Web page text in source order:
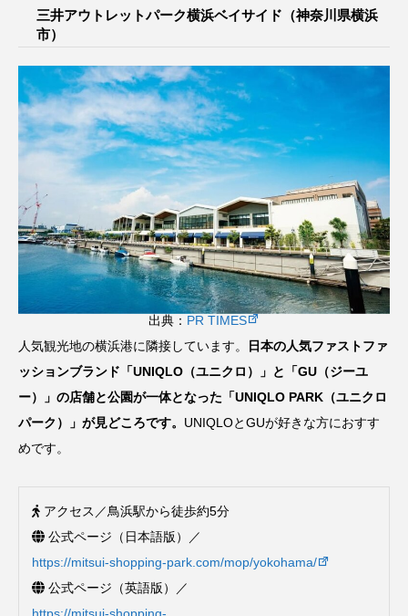
三井アウトレットパーク横浜ベイサイド（神奈川県横浜
市）
出典： PR TIMES
人気観光地の横浜港に隣接しています。
日本の人気ファストファ
ッションブランド「UNIQLO（ユニクロ）」と「GU（ジーユ
ー）」の店舗と公園が一体となった「UNIQLO PARK（ユニクロ
パーク）」が見どころです。 UNIQLOとGUが好きな方におすす
めです。
アクセス／鳥浜駅から徒歩約5分
公式ページ（日本語版）／
https://mitsui-shopping-park.com/mop/yokohama/
公式ページ（英語版）／